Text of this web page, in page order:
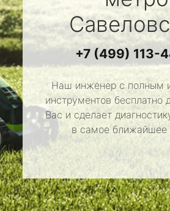
+7 (499) 113-
Наш инженер с полным
инструментов бесплатно
Вас и сделает
в самое ближайшее